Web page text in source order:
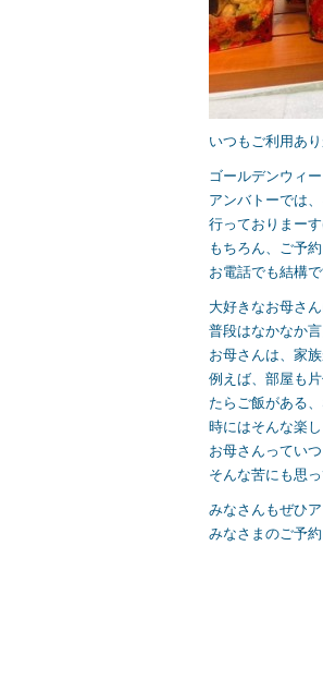
いつもご利用あ
ゴールデンウィ
アンバトーでは
行っておりまー
もちろん、ご予
お電話でも結構で
大好きなお母さ
普段はなかなか言
お母さんは、家
例えば、部屋も
たらご飯がある
時にはそんな楽
お母さんってい
そんな苦にも思
みなさんもぜひ
みなさまのご予